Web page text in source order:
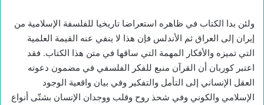
ولئن بدا الكتاب في ظاهره استعراضا تاريخيا للفلسفة الإسلامية من
إيران إلى العراق ثم الأندلس فإن هذا لا ينفي عنه القيمة العلمية
التي تميزه والأفكار المهمة التي ساقها في متن هذا الكتاب. فقد
اعتبر كوربان أن القرآن منبع للفكر الفلسفي في مضمون دعوته
العقل الإنساني إلى التأمل والتفكير وفي بيان واقعية الوجود
الإسلامي والكوني وفي شحذ روح وقلب ووجدان الإنسان بشتّى أنواع